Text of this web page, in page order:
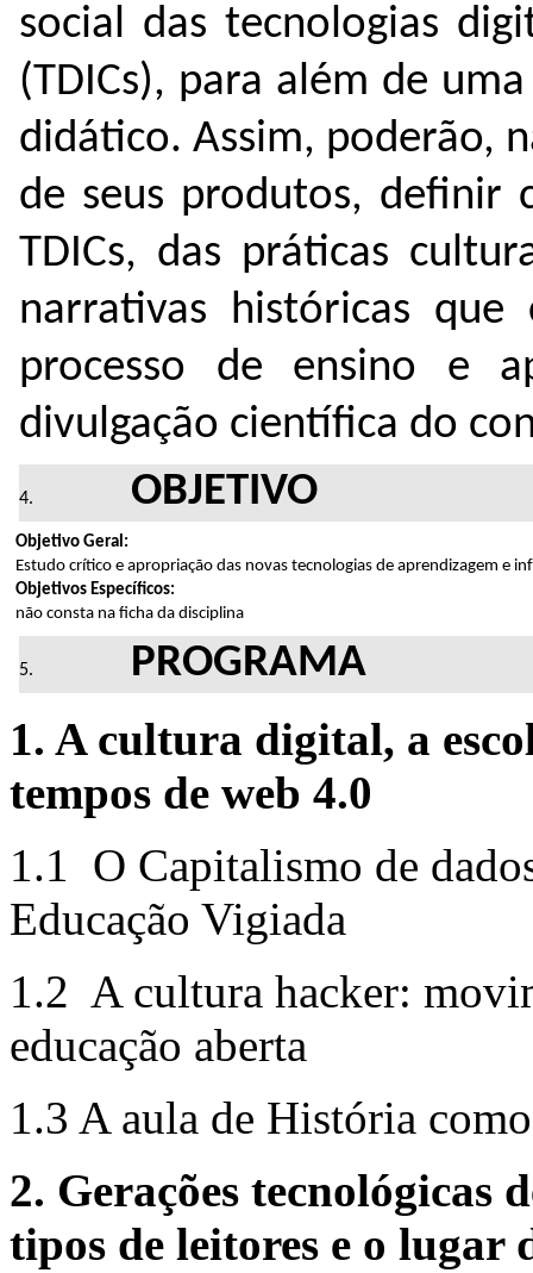
social das tecnologias
(TDICs), para além de
didático. Assim, poderão,
de seus produtos, definir
TDICs, das práticas
narrativas históricas
processo de ensino e
divulgação científica do
OBJETIVO
Objetivo Geral:
Estudo crítico e apropriação das novas tecnologias de aprendizagem e
Objetivos Específicos:
não consta na ficha da disciplina
PROGRAMA
1. A cultura digital, a
tempos de web 4.0
1.1 O Capitalismo de
Educação Vigiada
1.2 A cultura hacker:
educação aberta
1.3 A aula de História
2. Gerações tecnológicas
tipos de leitores e o lugar